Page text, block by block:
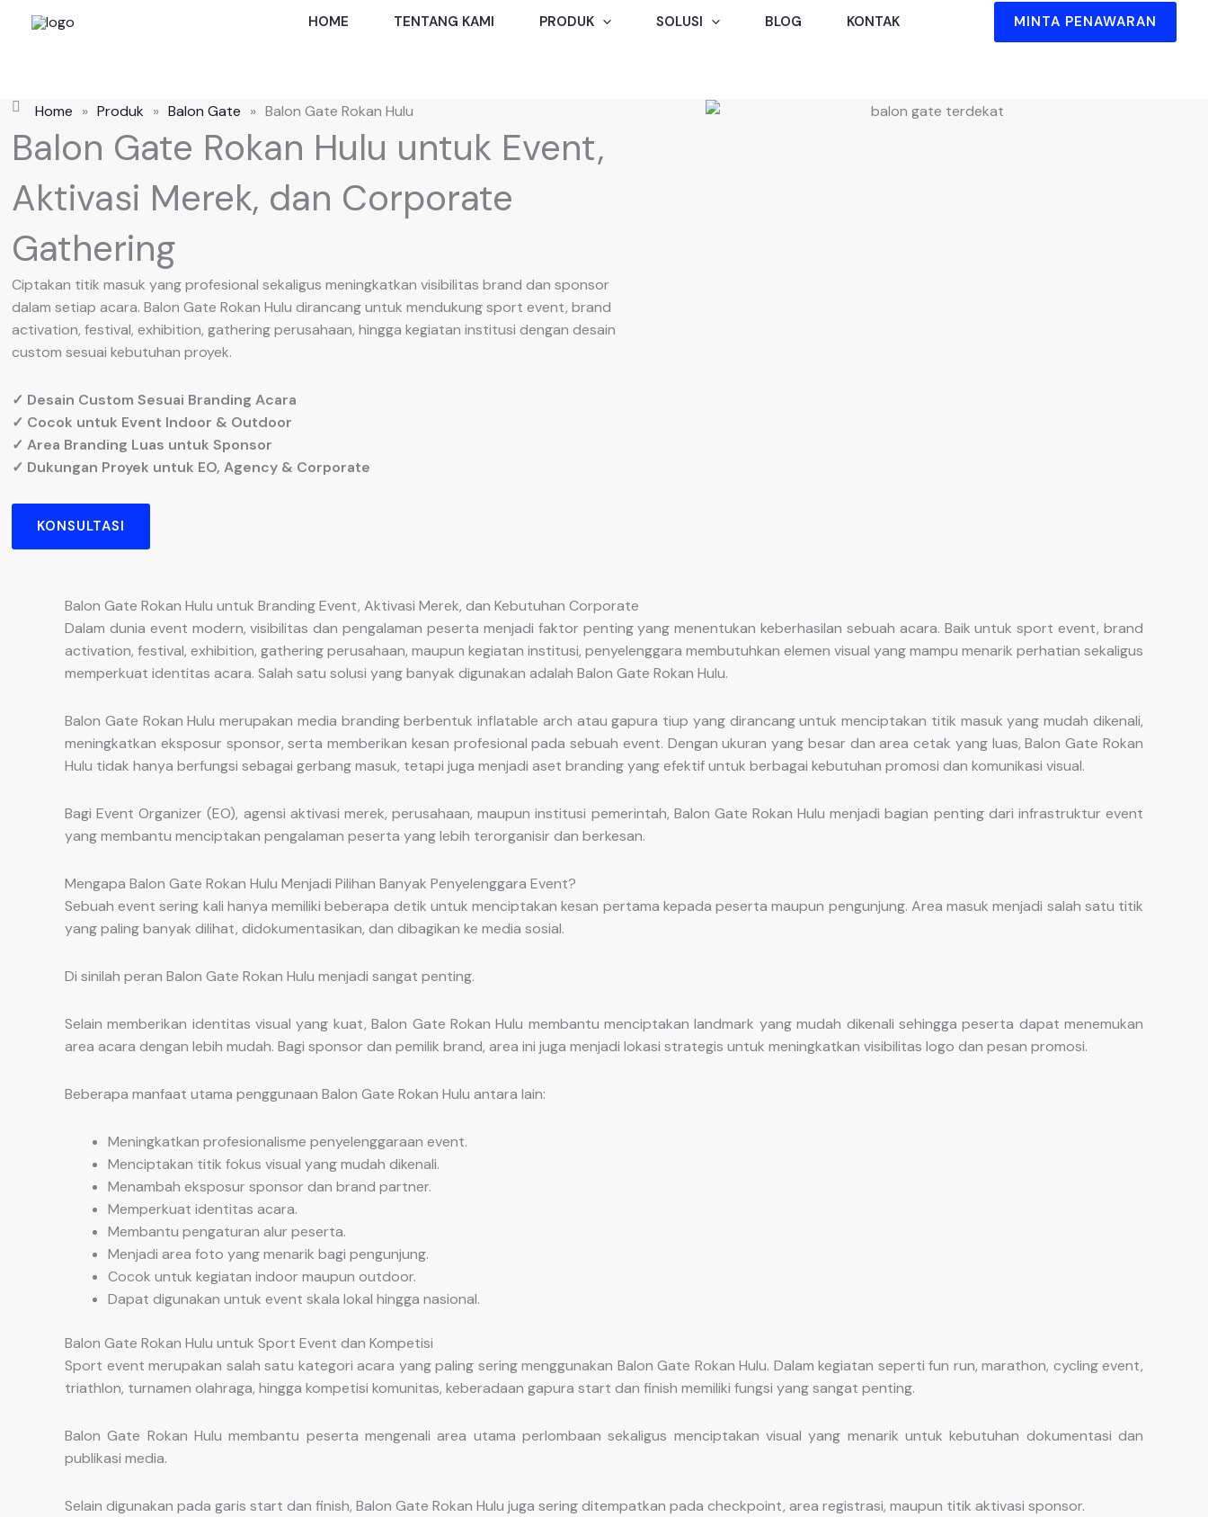
HOME TENTANG KAMI PRODUK SOLUSI BLOG KONTAK MINTA PENAWARAN
Home » Produk » Balon Gate » Balon Gate Rokan Hulu
Balon Gate Rokan Hulu untuk Event,
Aktivasi Merek, dan Corporate
Gathering
Ciptakan titik masuk yang profesional sekaligus meningkatkan visibilitas brand dan sponsor
dalam setiap acara. Balon Gate Rokan Hulu dirancang untuk mendukung sport event, brand
activation, festival, exhibition, gathering perusahaan, hingga kegiatan institusi dengan desain
custom sesuai kebutuhan proyek.
✓ Desain Custom Sesuai Branding Acara
✓ Cocok untuk Event Indoor & Outdoor
✓ Area Branding Luas untuk Sponsor
✓ Dukungan Proyek untuk EO, Agency & Corporate
KONSULTASI
Balon Gate Rokan Hulu untuk Branding Event, Aktivasi Merek, dan Kebutuhan Corporate
Dalam dunia event modern, visibilitas dan pengalaman peserta menjadi faktor penting yang menentukan keberhasilan sebuah acara. Baik untuk sport event, brand
activation, festival, exhibition, gathering perusahaan, maupun kegiatan institusi, penyelenggara membutuhkan elemen visual yang mampu menarik perhatian sekaligus
memperkuat identitas acara. Salah satu solusi yang banyak digunakan adalah Balon Gate Rokan Hulu.
Balon Gate Rokan Hulu merupakan media branding berbentuk inflatable arch atau gapura tiup yang dirancang untuk menciptakan titik masuk yang mudah dikenali,
meningkatkan eksposur sponsor, serta memberikan kesan profesional pada sebuah event. Dengan ukuran yang besar dan area cetak yang luas, Balon Gate Rokan
Hulu tidak hanya berfungsi sebagai gerbang masuk, tetapi juga menjadi aset branding yang efektif untuk berbagai kebutuhan promosi dan komunikasi visual.
Bagi Event Organizer (EO), agensi aktivasi merek, perusahaan, maupun institusi pemerintah, Balon Gate Rokan Hulu menjadi bagian penting dari infrastruktur event
yang membantu menciptakan pengalaman peserta yang lebih terorganisir dan berkesan.
Mengapa Balon Gate Rokan Hulu Menjadi Pilihan Banyak Penyelenggara Event?
Sebuah event sering kali hanya memiliki beberapa detik untuk menciptakan kesan pertama kepada peserta maupun pengunjung. Area masuk menjadi salah satu titik
yang paling banyak dilihat, didokumentasikan, dan dibagikan ke media sosial.
Di sinilah peran Balon Gate Rokan Hulu menjadi sangat penting.
Selain memberikan identitas visual yang kuat, Balon Gate Rokan Hulu membantu menciptakan landmark yang mudah dikenali sehingga peserta dapat menemukan
area acara dengan lebih mudah. Bagi sponsor dan pemilik brand, area ini juga menjadi lokasi strategis untuk meningkatkan visibilitas logo dan pesan promosi.
Beberapa manfaat utama penggunaan Balon Gate Rokan Hulu antara lain:
Meningkatkan profesionalisme penyelenggaraan event.
Menciptakan titik fokus visual yang mudah dikenali.
Menambah eksposur sponsor dan brand partner.
Memperkuat identitas acara.
Membantu pengaturan alur peserta.
Menjadi area foto yang menarik bagi pengunjung.
Cocok untuk kegiatan indoor maupun outdoor.
Dapat digunakan untuk event skala lokal hingga nasional.
Balon Gate Rokan Hulu untuk Sport Event dan Kompetisi
Sport event merupakan salah satu kategori acara yang paling sering menggunakan Balon Gate Rokan Hulu. Dalam kegiatan seperti fun run, marathon, cycling event,
triathlon, turnamen olahraga, hingga kompetisi komunitas, keberadaan gapura start dan finish memiliki fungsi yang sangat penting.
Balon Gate Rokan Hulu membantu peserta mengenali area utama perlombaan sekaligus menciptakan visual yang menarik untuk kebutuhan dokumentasi dan
publikasi media.
Selain digunakan pada garis start dan finish, Balon Gate Rokan Hulu juga sering ditempatkan pada checkpoint, area registrasi, maupun titik aktivasi sponsor.